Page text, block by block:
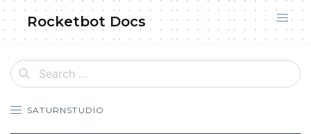
Skip
to
content
Rocketbot Docs
SATURNSTUDIO